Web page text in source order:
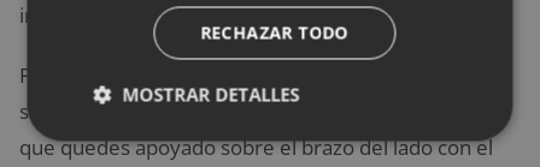
inferiores.
Para ello, siéntate sobre el roller y apóyate bien
sobre el glúteo medio. Gira levemente el torso hasta
que quedes apoyado sobre el brazo del lado con el
RECHAZAR TODO
MOSTRAR DETALLES